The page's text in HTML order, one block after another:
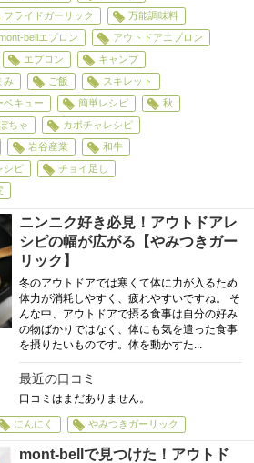
フライドガーリック
万能調味料
bellエプロン
アウトドアエプロン
エプロン
キャンプ
み ご飯
スキレット
ベキュー 簡単レシピ
秋
ちゃ
カボチャレシピ
岩谷産業
和牛
シピ
チョイ足し
ニンニク好き必見！アウトドアレ
シピの幅が広がる【やみつきガー
リック】
冬のアウトドアでは寒くて体に力が入るため
体力が消耗しやすく、疲れやすいですね。 そ
んな中、アウトドアで摂る食事は自分の好み
の物ばかりではなく、体にも気を遣った食事
を摂りたいものです。体を動かすた...
最近の口コミ
口コミはまだありません。
にんにく やみつきガーリック
mont-bellで見つけた！アウトド